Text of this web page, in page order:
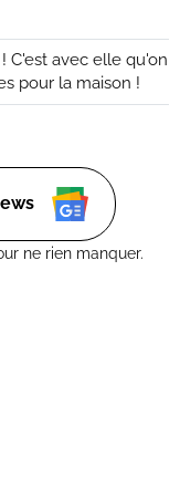
C'est avec elle qu'on
pour la maison !
ne rien manquer.